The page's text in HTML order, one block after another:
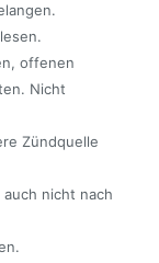
offenen
Nicht
Zündquelle
nicht nach